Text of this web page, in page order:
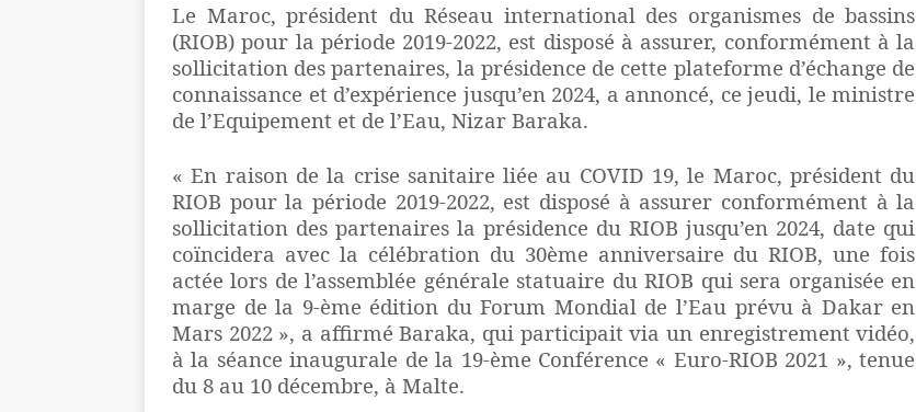
Le Maroc, président du Réseau international des organismes de bassins
(RIOB) pour la période 2019-2022, est disposé à assurer, conformément à la
sollicitation des partenaires, la présidence de cette plateforme d’échange de
connaissance et d’expérience jusqu’en 2024, a annoncé, ce jeudi, le ministre
de l’Equipement et de l’Eau, Nizar Baraka.
« En raison de la crise sanitaire liée au COVID 19, le Maroc, président du
RIOB pour la période 2019-2022, est disposé à assurer conformément à la
sollicitation des partenaires la présidence du RIOB jusqu’en 2024, date qui
coïncidera avec la célébration du 30ème anniversaire du RIOB, une fois
actée lors de l’assemblée générale statuaire du RIOB qui sera organisée en
marge de la 9-ème édition du Forum Mondial de l’Eau prévu à Dakar en
Mars 2022 », a affirmé Baraka, qui participait via un enregistrement vidéo,
à la séance inaugurale de la 19-ème Conférence « Euro-RIOB 2021 », tenue
du 8 au 10 décembre, à Malte.